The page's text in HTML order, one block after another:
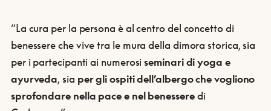
“La cura per la persona è al centro del concetto di
benessere che vive tra le mura della dimora storica, sia
per i partecipanti ai numerosiseminari di yoga e
ayurveda, sia per gli ospiti dell’albergo che vogliono
sprofondare nella pace e nel benesseredi